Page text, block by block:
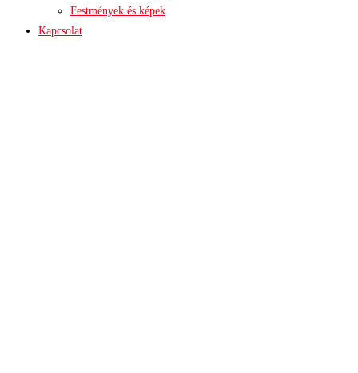
Festmények és képek
Kapcsolat